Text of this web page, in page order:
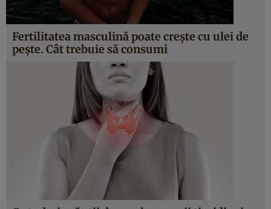
Fertilitatea masculină poate creşte cu ulei de
peşte. Cât trebuie să consumi